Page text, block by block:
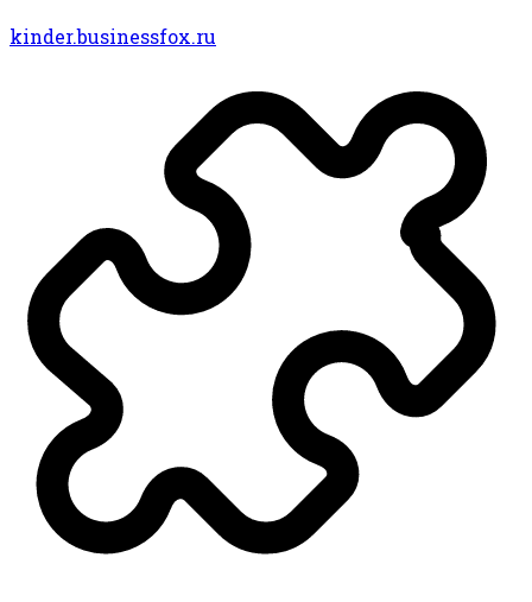
kinder.businessfox.ru